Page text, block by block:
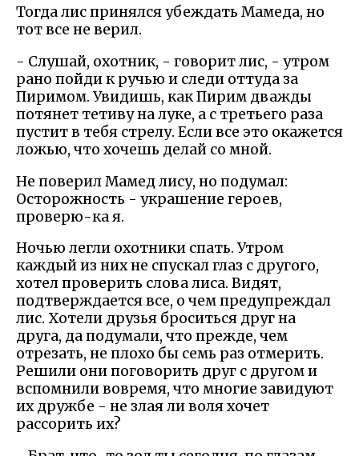
Тогда лис принялся убеждать Мамеда, но
тот все не верил.
- Слушай, охотник, - говорит лис, - утром
рано пойди к ручью и следи оттуда за
Пиримом. Увидишь, как Пирим дважды
потянет тетиву на луке, а с третьего раза
пустит в тебя стрелу. Если все это окажется
ложью, что хочешь делай со мной.
Не поверил Мамед лису, но подумал:
Осторожность - украшение героев,
проверю-ка я.
Ночью легли охотники спать. Утром
каждый из них не спускал глаз с другого,
хотел проверить слова лиса. Видят,
подтверждается все, о чем предупреждал
лис. Хотели друзья броситься друг на
друга, да подумали, что прежде, чем
отрезать, не плохо бы семь раз отмерить.
Решили они поговорить друг с другом и
вспомнили вовремя, что многие завидуют
их дружбе - не злая ли воля хочет
рассорить их?